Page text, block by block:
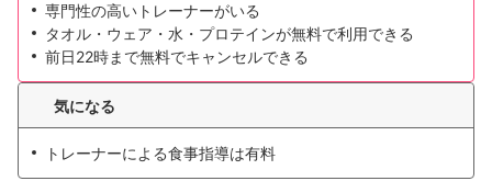
専門性の高いトレーナーがいる
タオル・ウェア・水・プロテインが無料で利用できる
前日22時まで無料でキャンセルできる
気になる
トレーナーによる食事指導は有料